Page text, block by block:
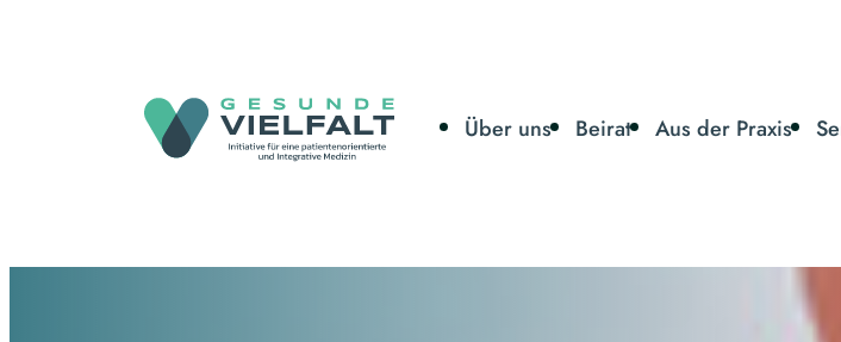
Über uns Beirat Aus der Praxis